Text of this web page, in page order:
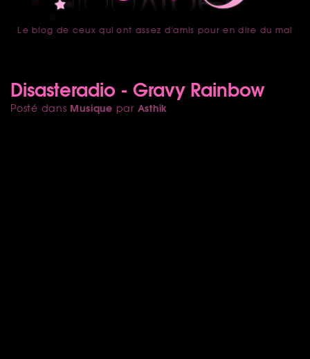
accueil
Le blog de ceux qui ont assez d'amis pour en dire du mal
Disasteradio - Gravy Rainbow
Posté dans Musique par Asthik